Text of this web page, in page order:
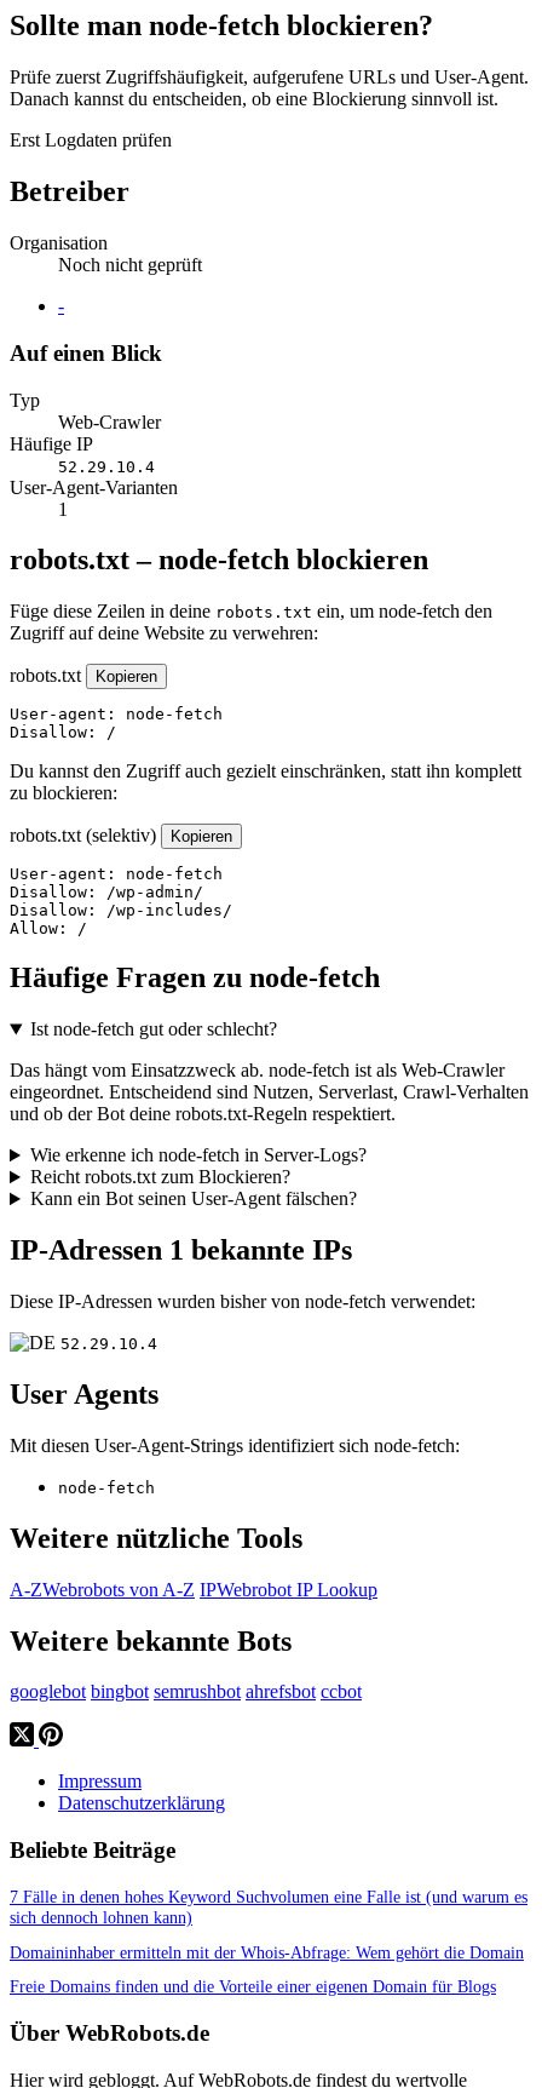
Sollte man node-fetch blockieren?
Prüfe zuerst Zugriffshäufigkeit, aufgerufene URLs und User-Agent.
Danach kannst du entscheiden, ob eine Blockierung sinnvoll ist.
Erst Logdaten prüfen
Betreiber
Organisation
Noch nicht geprüft
Website
-
Auf einen Blick
Typ
Web-Crawler
Häufige IP
52.29.10.4
User-Agent-Varianten
1
robots.txt – node-fetch blockieren
Füge diese Zeilen in deine robots.txt ein, um node-fetch den
Zugriff auf deine Website zu verwehren:
robots.txt Kopieren
User-agent: node-fetch
Disallow: /
Du kannst den Zugriff auch gezielt einschränken, statt ihn komplett
zu blockieren:
robots.txt (selektiv) Kopieren
User-agent: node-fetch
Disallow: /wp-admin/
Disallow: /wp-includes/
Allow: /
Häufige Fragen zu node-fetch
Ist node-fetch gut oder schlecht?
Das hängt vom Einsatzzweck ab. node-fetch ist als Web-Crawler
eingeordnet. Entscheidend sind Nutzen, Serverlast, Crawl-Verhalten
und ob der Bot deine robots.txt-Regeln respektiert.
Wie erkenne ich node-fetch in Server-Logs?
Reicht robots.txt zum Blockieren?
Kann ein Bot seinen User-Agent fälschen?
IP-Adressen 1 bekannte IPs
Diese IP-Adressen wurden bisher von node-fetch verwendet:
52.29.10.4
User Agents
Mit diesen User-Agent-Strings identifiziert sich node-fetch:
node-fetch
Weitere nützliche Tools
A-ZWebrobots von A-Z IPWebrobot IP Lookup
Weitere bekannte Bots
googlebot bingbot semrushbot ahrefsbot ccbot
Impressum
Datenschutzerklärung
Beliebte Beiträge
7 Fälle in denen hohes Keyword Suchvolumen eine Falle ist (und warum es
sich dennoch lohnen kann)
Domaininhaber ermitteln mit der Whois-Abfrage: Wem gehört die Domain
Freie Domains finden und die Vorteile einer eigenen Domain für Blogs
Über WebRobots.de
Hier wird gebloggt. Auf WebRobots.de findest du wertvolle